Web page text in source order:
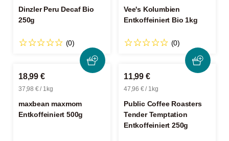
Dinzler Peru Decaf Bio
250g
(0)
Vee's Kolumbien
Entkoffeiniert Bio 1kg
(0)
18,99 €
37,98 € / 1kg
maxbean maxmom
Entkoffeiniert 500g
11,99 €
47,96 € / 1kg
Public Coffee Roasters
Tender Temptation
Entkoffeiniert 250g